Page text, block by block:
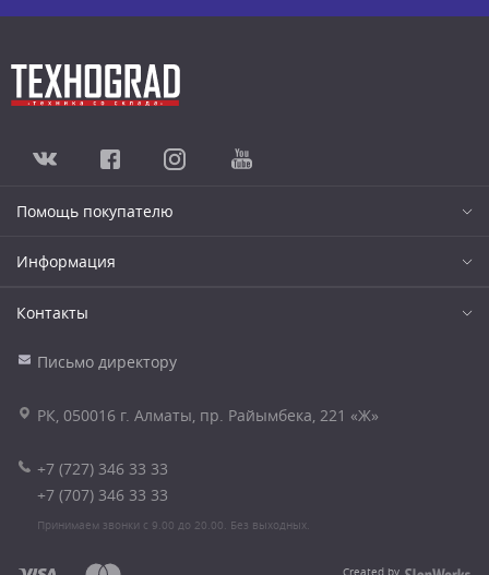
Помощь покупателю
Информация
Контакты
Письмо директору
РК, 050016 г. Алматы, пр. Райымбека, 221 «Ж»
+7 (727) 346 33 33
+7 (707) 346 33 33
Принимаем звонки с 9.00 до 20.00. Без выходных.